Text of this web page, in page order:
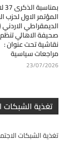
المؤتمر الاول
الديمقراطي
صحيفة الاهالي
نقاشية تحت عنوان :
مراجعات سياسية
23/07/2026
تغذية الشبكات
تغذية الشبكات